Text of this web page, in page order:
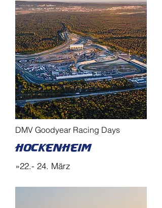
DMV Goodyear Racing Days
Hockenheim
»22.- 24. März